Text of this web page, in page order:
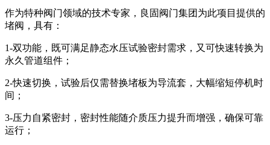
作为特种阀门领域的技术专家，良固阀门集团为此项目提供的
堵阀，具有：
1-双功能，既可满足静态水压试验密封需求，又可快速转换为
永久管道组件；
2-快速切换，试验后仅需替换堵板为导流套，大幅缩短停机时
间；
3-压力自紧密封，密封性能随介质压力提升而增强，确保可靠
运行；